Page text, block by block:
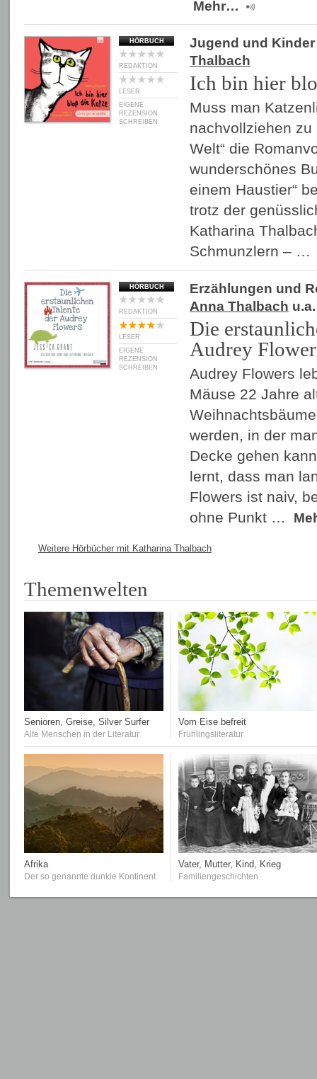
Mehr…
HÖRBUCH
REDAKTION
LESER
EIGENE
REZENSION
SCHREIBEN
Jugend und Kinder
Thalbach
Ich bin hier
Muss man
nachvollziehen zu
Welt“ die
wunderschönes
einem Haustier“
trotz der
Katharina
Schmunzlern – …
HÖRBUCH
REDAKTION
LESER
EIGENE
REZENSION
SCHREIBEN
Erzählungen und
Anna Thalbach u.a.
Die
Audrey
Audrey Flowers
Mäuse 22 Jahre
werden, in der
Decke gehen
lernt, dass man
Flowers ist naiv,
ohne Punkt …
Weitere Hörbücher mit Katharina Thalbach
Themenwelten
Senioren, Greise, Silver Surfer
Alte Menschen in der Literatur
Vom Eise befreit
Frühlingsliteratur
Afrika
Der so genannte dunkle Kontinent
Vater, Mutter, Kind, Krieg
Familiengeschichten